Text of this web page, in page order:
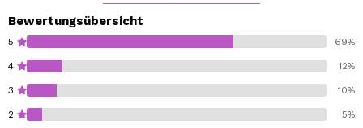
Bewertungsübersicht
5 69%
4 12%
3 10%
2 5%